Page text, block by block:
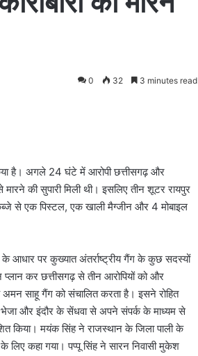
0 32 3 minutes read
है। अगले 24 घंटे में आरोपी छत्तीसगढ़ और
की सुपारी मिली थी। इसलिए तीन शूटर रायपुर
से एक पिस्टल, एक खाली मैग्जीन और 4 मोबाइल
आधार पर कुख्यात अंतर्राष्ट्रीय गैंग के कुछ सदस्यों
कर छत्तीसगढ़ से तीन आरोपियों को और
साहू गैंग को संचालित करता है। इसने रोहित
भेजा और इंदौर के सेंधवा से अपने संपर्क के माध्यम से
किया। मयंक सिंह ने राजस्थान के जिला पाली के
लिए कहा गया। पप्पू सिंह ने सारन निवासी मुकेश